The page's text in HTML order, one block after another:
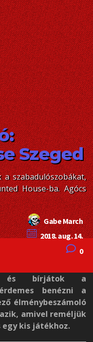
Szeged
szabadulószobákat,
House-ba. Agócs
Gabe March
2018. aug. 14.
0
és bírjátok a
benézni a
élménybeszámoló
amivel reméljük
kis játékhoz.